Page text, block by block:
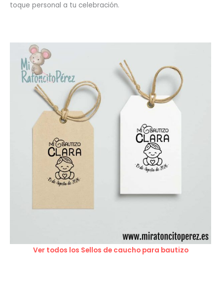
toque personal a tu celebración.
Ver todos los Sellos de caucho para bautizo